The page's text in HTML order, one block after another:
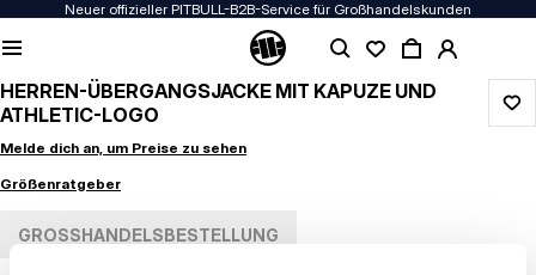
Neuer offizieller PITBULL-B2B-Service für Großhandelskunden
HERREN-ÜBERGANGSJACKE MIT KAPUZE UND
ATHLETIC-LOGO
Melde dich an, um Preise zu sehen
Größenratgeber
GROSSHANDELSBESTELLUNG